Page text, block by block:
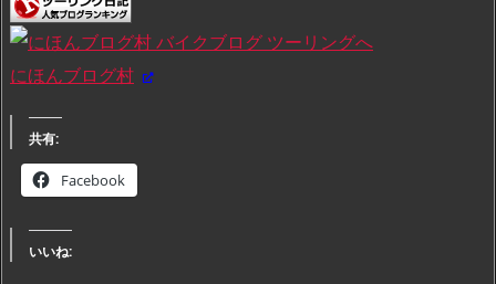
にほんブログ村
共有:
Facebook
いいね: